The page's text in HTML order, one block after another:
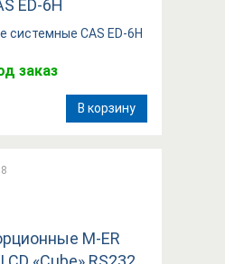
системные CAS ED-6H
заказ
В корзину